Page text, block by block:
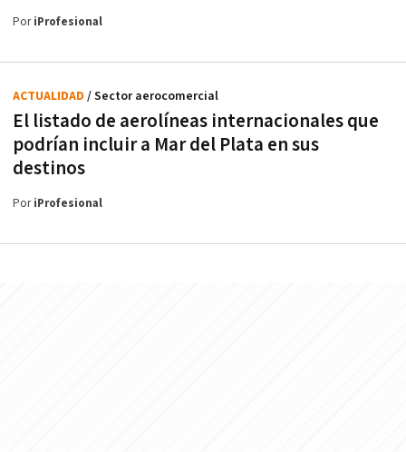
PoriProfesional
El listado de aerolíneas internacionales que
podrían incluir a Mar del Plata en sus
destinos
ACTUALIDAD / Sector aerocomercial
PoriProfesional